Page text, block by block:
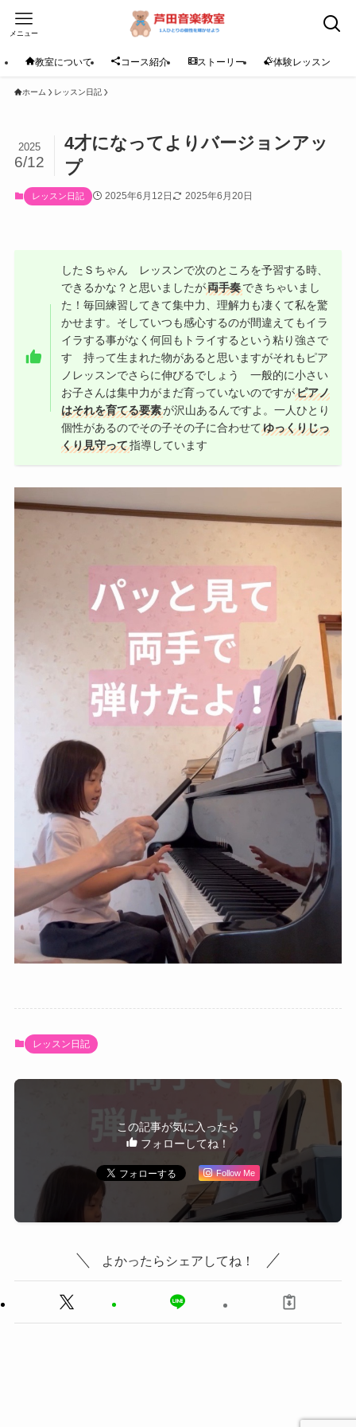
メニュー
教室について コース紹介 ストーリー 体験レッスン
ホーム レッスン日記
4才になってよりバージョンアッ
プ
2025
6/12
レッスン日記 2025年6月12日 2025年6月20日
したＳちゃん レッスンで次のところを予習する時、
できるかな？と思いましたが両手奏できちゃいまし
た！毎回練習してきて集中力、理解力も凄くて私を驚
かせます。そしていつも感心するのが間違えてもイラ
イラする事がなく何回もトライするという粘り強さで
す 持って生まれた物があると思いますがそれもピア
ノレッスンでさらに伸びるでしょう 一般的に小さい
お子さんは集中力がまだ育っていないのですがピアノ
はそれを育てる要素が沢山あるんですよ。一人ひとり
個性があるのでその子その子に合わせてゆっくりじっ
くり見守って指導しています
レッスン日記
この記事が気に入ったら
フォローしてね！
Follow Me
よかったらシェアしてね！